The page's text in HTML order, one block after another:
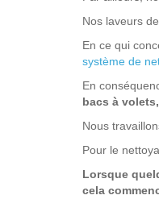
Nos laveurs
En ce qui
système de
En
bacs à
Nous
Pour le
Lorsque
cela